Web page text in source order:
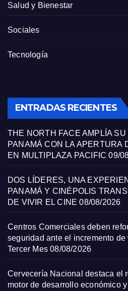
Salud y Bienestar
Sociales
Tecnología
ENTRADAS RECIENTES
THE NORTH FACE AMPLÍA
PANAMÁ CON LA APERTURA
EN MULTIPLAZA PACIFIC 09/
DOS LÍDERES, UNA
PANAMÁ Y CINÉPOLIS
DE VIVIR EL CINE 08/08/2026
Centros Comerciales deben
seguridad ante el incremento
Tercer Mes 08/08/2026
Cervecería Nacional destaca el
motor de desarrollo económico